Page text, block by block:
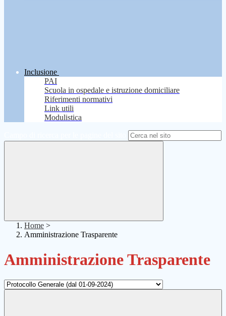
Inclusione
PAI
Scuola in ospedale e istruzione domiciliare
Riferimenti normativi
Link utili
Modulistica
Home >
Amministrazione Trasparente
Amministrazione Trasparente